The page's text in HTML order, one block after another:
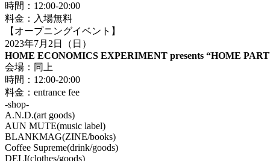
時間：12:00-20:00
料金：入場無料
【オープニングイベント】
2023年7月2日（日）
HOME ECONOMICS EXPERIMENT presents “HOME
会場：同上
時間：12:00-20:00
料金：entrance fee
-shop-
A.N.D.(art goods)
AUN MUTE(music label)
BLANKMAG(ZINE/books)
Coffee Supreme(drink/goods)
DELI(clothes/goods)